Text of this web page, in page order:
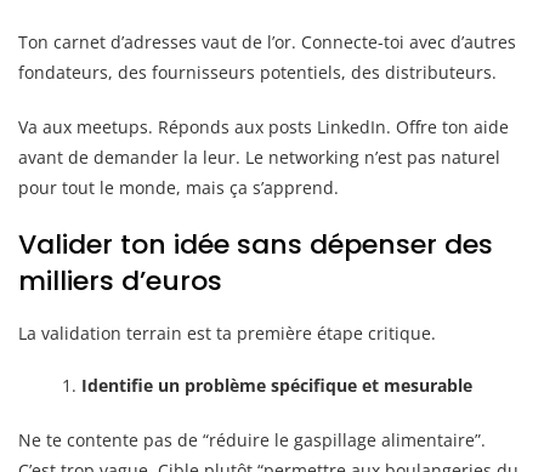
Ton carnet d’adresses vaut de l’or. Connecte-toi avec d’autres
fondateurs, des fournisseurs potentiels, des distributeurs.
Va aux meetups. Réponds aux posts LinkedIn. Offre ton aide
avant de demander la leur. Le networking n’est pas naturel
pour tout le monde, mais ça s’apprend.
Valider ton idée sans dépenser des
milliers d’euros
La validation terrain est ta première étape critique.
Identifie un problème spécifique et mesurable
Ne te contente pas de “réduire le gaspillage alimentaire”.